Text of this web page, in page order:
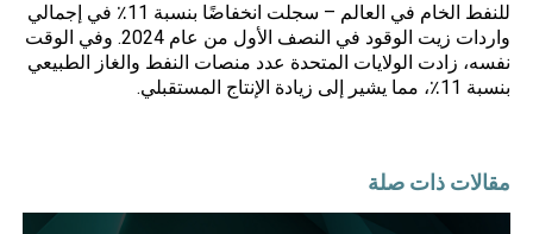
للنفط الخام في العالم – سجلت انخفاضًا بنسبة 11٪ في إجمالي
واردات زيت الوقود في النصف الأول من عام 2024. وفي الوقت
نفسه، زادت الولايات المتحدة عدد منصات النفط والغاز الطبيعي
بنسبة 11٪، مما يشير إلى زيادة الإنتاج المستقبلي.
مقالات ذات صلة